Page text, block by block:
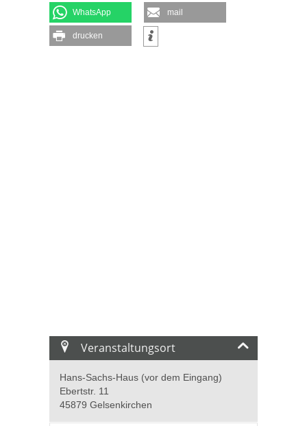
WhatsApp mail
drucken
Veranstaltungsort
Hans-Sachs-Haus (vor dem Eingang)
Ebertstr. 11
45879 Gelsenkirchen